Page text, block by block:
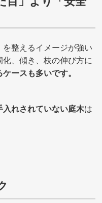
整えるイメージが強い
、傾き、枝の伸び方に
ースも多いです。
れされていない庭木は